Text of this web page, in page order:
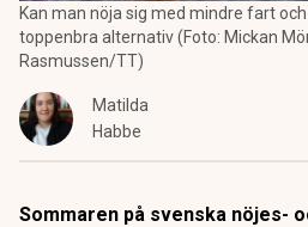
Kan man nöja sig med mindre fart
toppenbra alternativ (Foto: Mickan
Rasmussen/TT)
Matilda
Habbe
Sommaren på svenska nöjes-